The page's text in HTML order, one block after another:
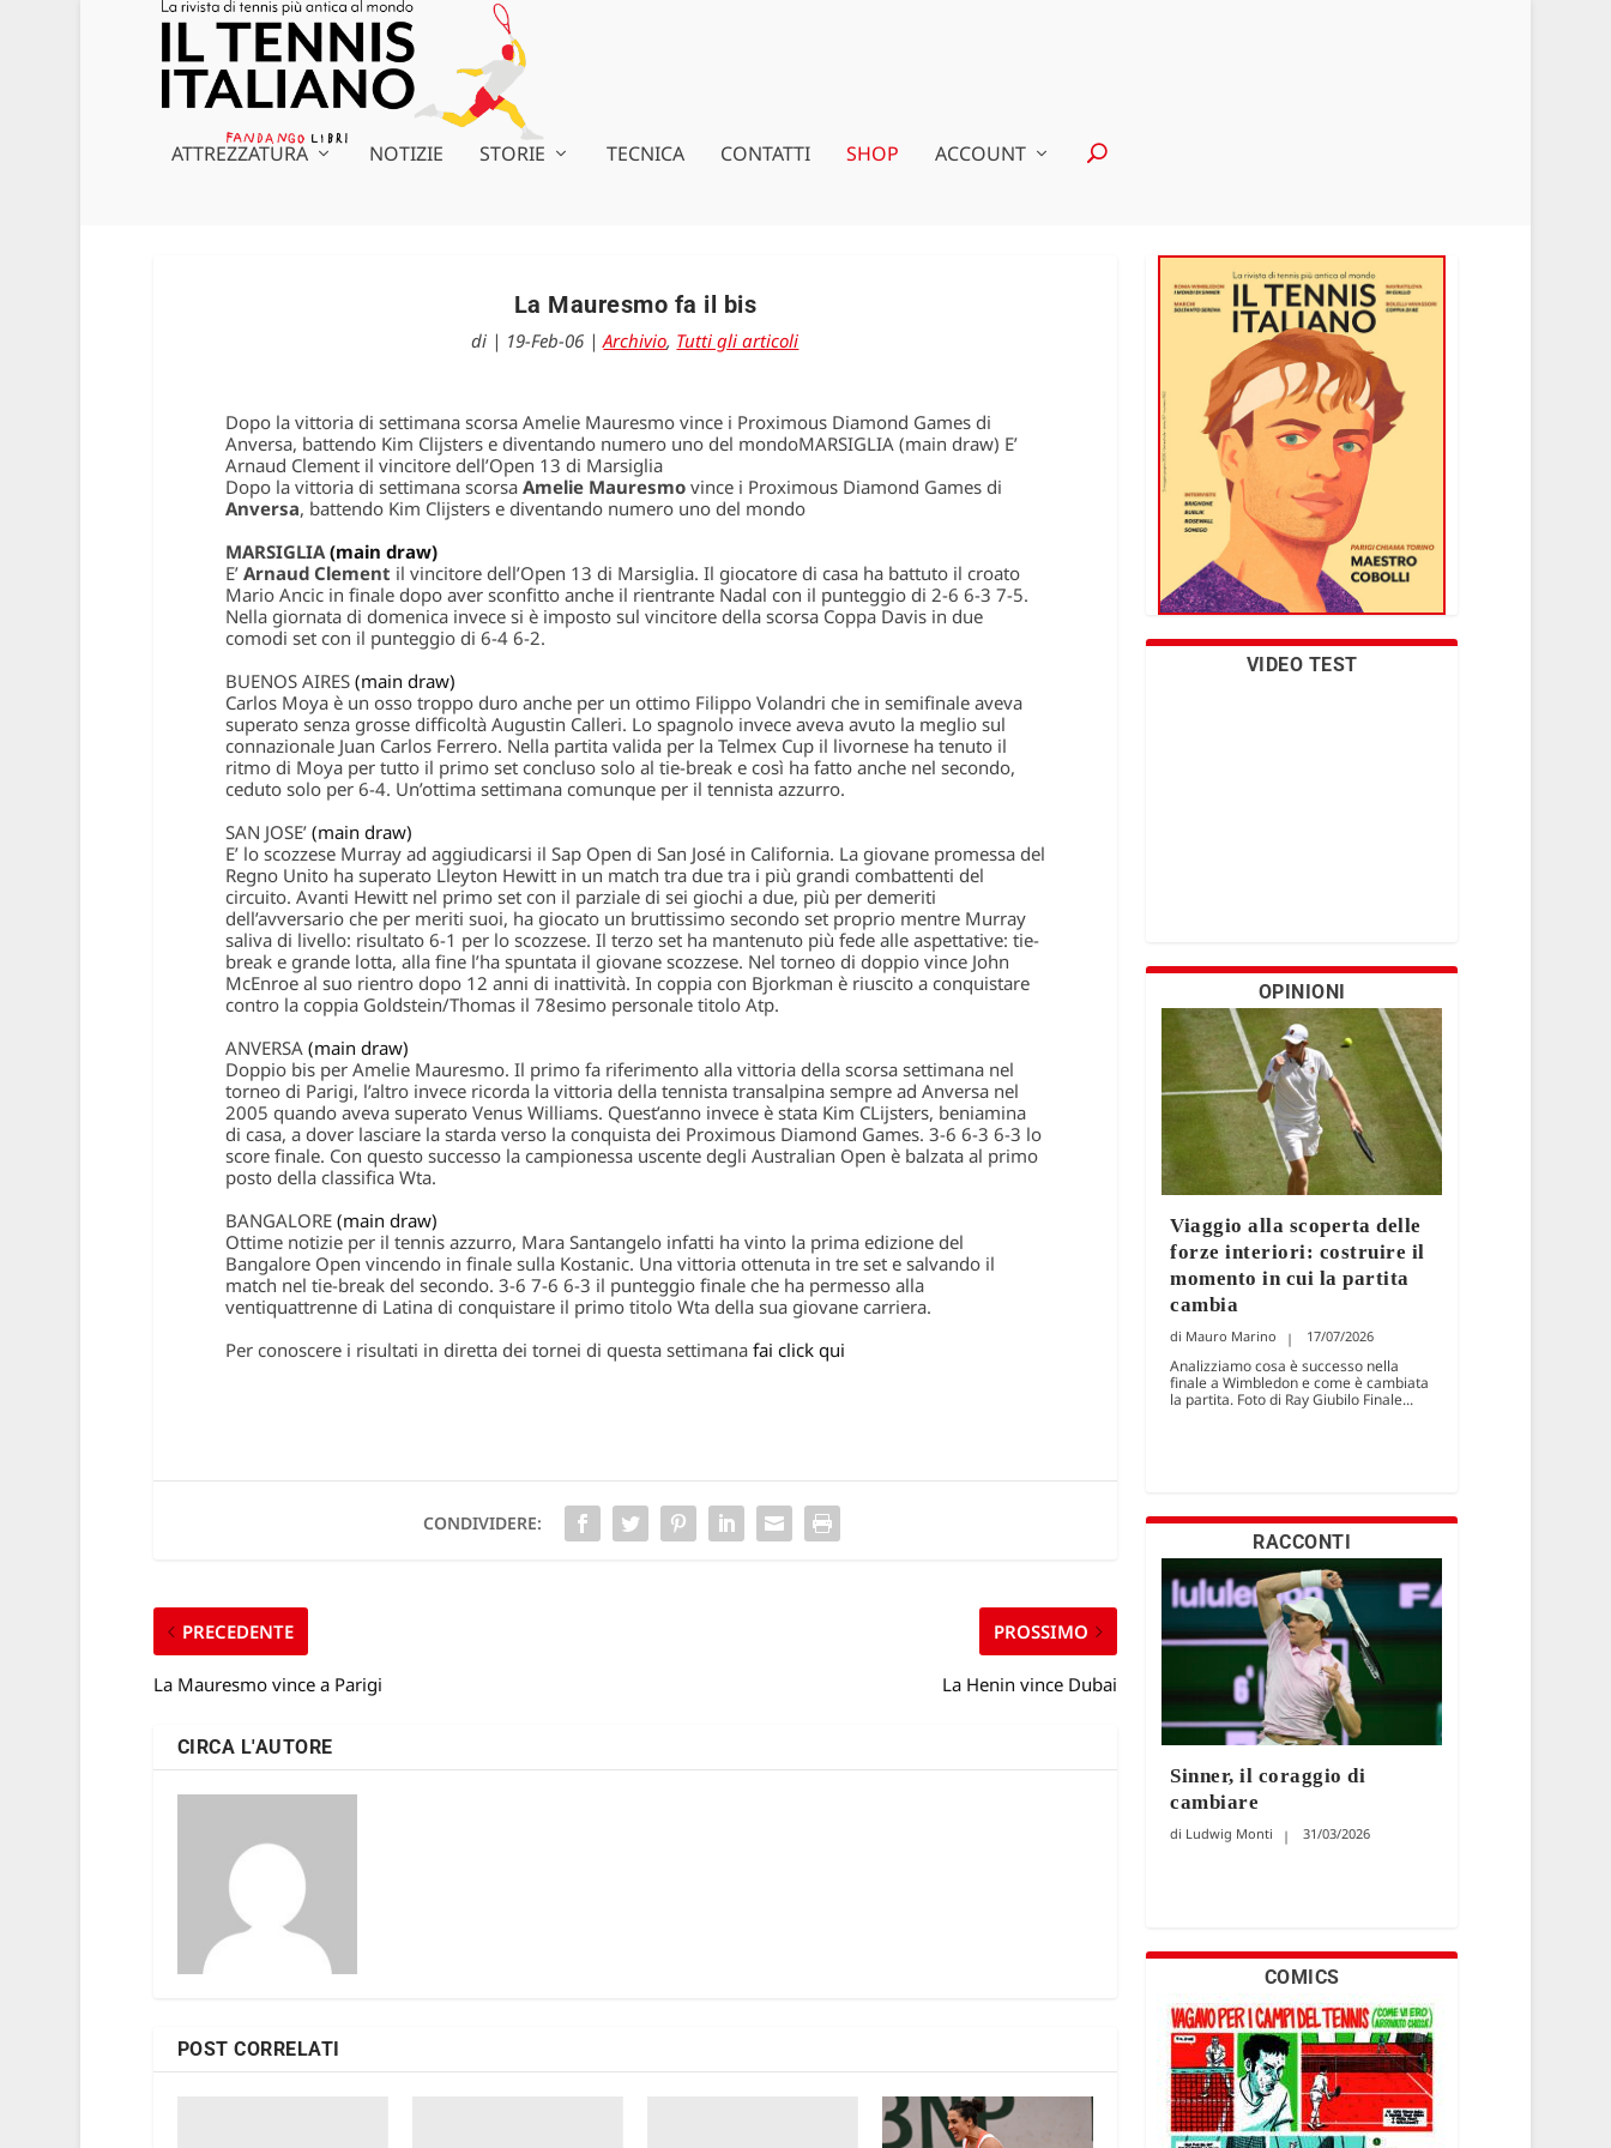
ATTREZZATURA NOTIZIE STORIE TECNICA CONTATTI SHOP ACCOUNT
La Mauresmo fa il bis
di | 19-Feb-06 |Archivio, Tutti gli articoli
Dopo la vittoria di settimana scorsa Amelie Mauresmo vince i Proximous Diamond Games di
Anversa, battendo Kim Clijsters e diventando numero uno del mondoMARSIGLIA (main draw) E’
Arnaud Clement il vincitore dell’Open 13 di Marsiglia
Dopo la vittoria di settimana scorsa Amelie Mauresmovince i Proximous Diamond Games di
Anversa, battendo Kim Clijsters e diventando numero uno del mondo
MARSIGLIA(main draw)
E’ Arnaud Clement il vincitore dell’Open 13 di Marsiglia. Il giocatore di casa ha battuto il croato
Mario Ancic in finale dopo aver sconfitto anche il rientrante Nadal con il punteggio di 2-6 6-3 7-5.
Nella giornata di domenica invece si è imposto sul vincitore della scorsa Coppa Davis in due
comodi set con il punteggio di 6-4 6-2.
BUENOS AIRES (main draw)
Carlos Moyaè un osso troppo duro anche per un ottimo Filippo Volandri che in semifinale aveva
superato senza grosse difficoltà Augustin Calleri. Lo spagnolo invece aveva avuto la meglio sul
connazionale Juan Carlos Ferrero. Nella partita valida per la Telmex Cupil livornese ha tenuto il
ritmo di Moya per tutto il primo set concluso solo al tie-break e così ha fatto anche nel secondo,
ceduto solo per 6-4. Un’ottima settimana comunque per il tennista azzurro.
SAN JOSE’ (main draw)
E’ lo scozzese Murrayad aggiudicarsi il Sap Open di San José in California. La giovane promessa del
Regno Unito ha superato Lleyton Hewitt in un match tra due tra i più grandi combattenti del
circuito. Avanti Hewitt nel primo set con il parziale di sei giochi a due, più per demeriti
dell’avversario che per meriti suoi, ha giocato un bruttissimo secondo set proprio mentre Murray
saliva di livello: risultato 6-1 per lo scozzese. Il terzo set ha mantenuto più fede alle aspettative: tie-
break e grande lotta, alla fine l’ha spuntata il giovane scozzese. Nel torneo di doppio vince John
McEnroeal suo rientro dopo 12 anni di inattività. In coppia con Bjorkman è riuscito a conquistare
contro la coppia Goldstein/Thomas il 78esimo personale titolo Atp.
ANVERSA (main draw)
Doppio bis per Amelie Mauresmo. Il primo fa riferimento alla vittoria della scorsa settimana nel
torneo di Parigi, l’altro invece ricorda la vittoria della tennista transalpina sempre ad Anversa nel
2005 quando aveva superato Venus Williams. Quest’anno invece è stata Kim CLijsters, beniamina
di casa, a dover lasciare la starda verso la conquista dei Proximous Diamond Games. 3-6 6-3 6-3 lo
score finale. Con questo successo la campionessa uscente degli Australian Open è balzata al primo
postodella classifica Wta.
BANGALORE (main draw)
Ottime notizie per il tennis azzurro, Mara Santangeloinfatti ha vinto la prima edizione del
Bangalore Open vincendo in finale sulla Kostanic. Una vittoria ottenuta in tre set e salvando il
match nel tie-break del secondo. 3-6 7-6 6-3 il punteggio finale che ha permesso alla
ventiquattrenne di Latina di conquistare il primo titolo Wta della sua giovane carriera.
Per conoscere i risultati in diretta dei tornei di questa settimana fai click qui
CONDIVIDERE:
PRECEDENTE
La Mauresmo vince a Parigi
PROSSIMO
La Henin vince Dubai
CIRCA L'AUTORE
POST CORRELATI
VIDEO TEST
OPINIONI
Viaggio alla scoperta delle
forze interiori: costruire il
momento in cui la partita
cambia
Mauro Marino 17/07/2026
Analizziamo cosa è successo nella
finale a Wimbledon e come è cambiata
la partita. Foto di Ray Giubilo Finale...
RACCONTI
Sinner, il coraggio di
cambiare
Ludwig Monti 31/03/2026
COMICS